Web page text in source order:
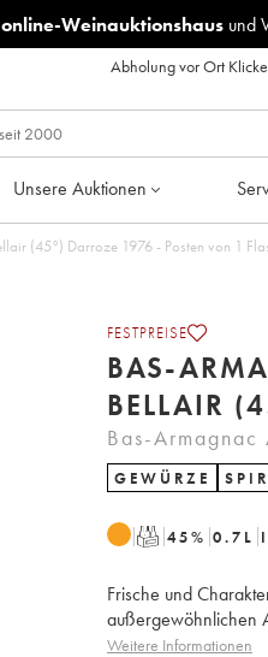
online-Weinauktionshausund
Abholung vor Ort
Unsere Auktionen
Bas-Armagnac Domaine de Bellair (45°) Darroze 1976 - Posten
FESTPREISE
BAS-
Bas-Armagnac
GEWÜRZE
T 45% 0.7 L
Frische und
außergewöhnlichen
Weitere Informationen